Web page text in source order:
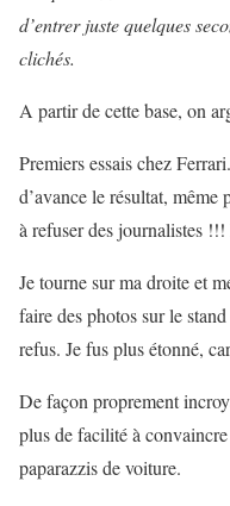
d’entrer juste quelques
clichés.
A partir de cette base, on
Premiers essais chez
d’avance le résultat, même
à refuser des journalistes
Je tourne sur ma droite et
faire des photos sur le
refus. Je fus plus étonné,
De façon proprement
plus de facilité à
paparazzis de voiture.